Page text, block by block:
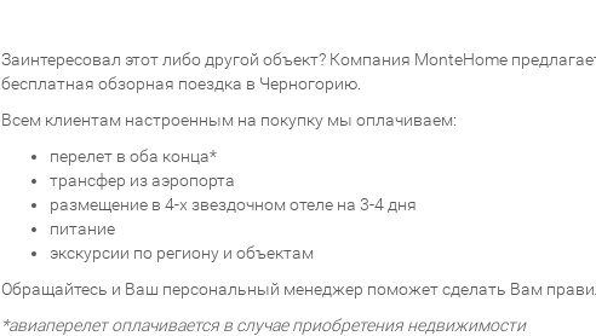
Заинтересовал этот либо другой объект? Компания MonteHome
бесплатная обзорная поездка в Черногорию.
Всем клиентам настроенным на покупку мы оплачиваем:
перелет в оба конца*
трансфер из аэропорта
размещение в 4-х звездочном отеле на 3-4 дня
питание
экскурсии по региону и объектам
Обращайтесь и Ваш персональный менеджер поможет сделать Вам
*авиаперелет оплачивается в случае приобретения недвижимости